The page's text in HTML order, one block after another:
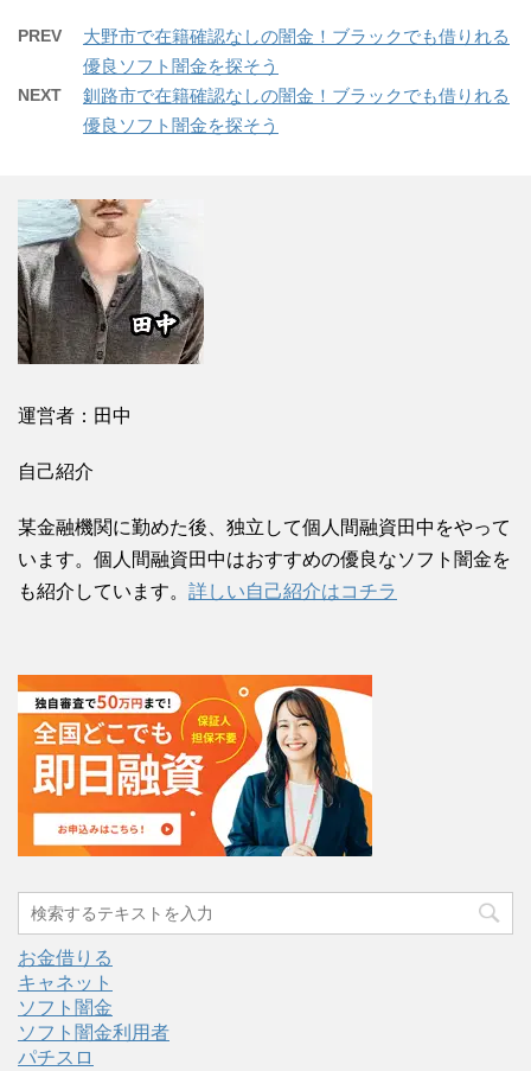
PREV
大野市で在籍確認なしの闇金！ブラックでも借りれる
優良ソフト闇金を探そう
NEXT
釧路市で在籍確認なしの闇金！ブラックでも借りれる
優良ソフト闇金を探そう
運営者：田中
自己紹介
某金融機関に勤めた後、独立して個人間融資田中をやって
います。個人間融資田中はおすすめの優良なソフト闇金を
も紹介しています。 詳しい自己紹介はコチラ
お金借りる
キャネット
ソフト闇金
ソフト闇金利用者
パチスロ